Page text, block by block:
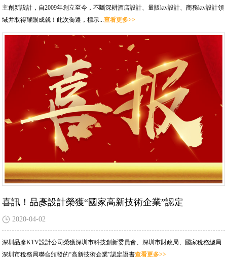
主創新設計，自2009年創立至今，不斷深耕酒店設計、量販ktv設計、商務ktv設計領
域并取得耀眼成就！此次喬遷，標示...查看更多>>
喜訊！品彥設計榮獲“國家高新技術企業”認定
2020-04-02
深圳品彥KTV設計公司榮獲深圳市科技創新委員會、深圳市財政局、國家稅務總局
深圳市稅務局聯合頒發的“高新技術企業”認定證書查看更多>>